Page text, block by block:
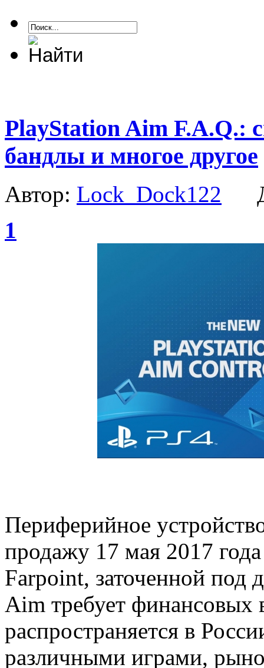
PlayStation Aim F.A.Q.:
бандлы и многое другое
Автор: Lock_Dock122
1
Периферийное
продажу 17 мая 2017
Farpoint, заточенной под
Aim требует финансовых
распространяется в
различными играми,